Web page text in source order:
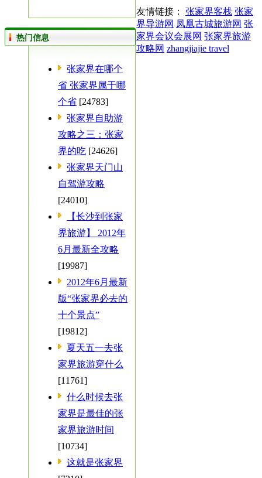
热门信息
张家界在哪个
省 张家界属于哪
个省 [24783]
张家界自助游
攻略之三：张家
界的吃 [24626]
张家界天门山
自驾游攻略
[24010]
【长沙到张家
界旅游】 2012年
6月最新全攻略
[19987]
2012年6月最新
版“张家界必去的
十个景点”
[19812]
夏天五一去张
家界旅游穿什么
[11761]
什么时候去张
家界是最佳的张
家界旅游时间
[10734]
这就是张家界
友情链接： 张家界客栈 张家
界导游网 凤凰古城旅游网 张
家界会议会展网 张家界旅游
攻略网 zhangjiajie travel